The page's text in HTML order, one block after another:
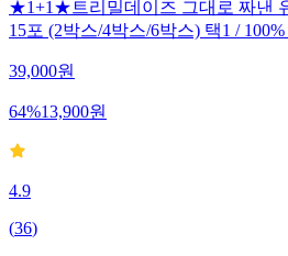
★1+1★트리밀데이즈 그대로 짜낸
15포 (2박스/4박스/6박스) 택1 /
39,000원
64%13,900원
4.9
(36)